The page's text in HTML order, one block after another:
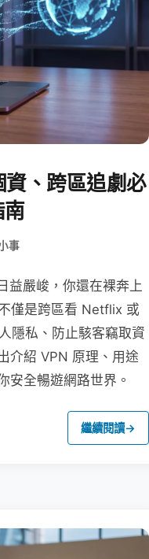
、跨區追劇必
事
益嚴峻，你還在裸奔上
僅是跨區看 Netflix 或
隱私、防止駭客竊取資
介紹 VPN 原理、用途
安全暢遊網路世界。
繼續閱讀→